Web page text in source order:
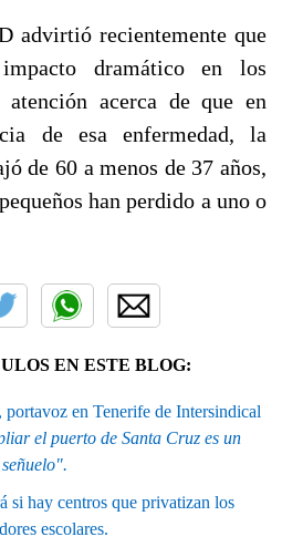
advirtió recientemente que
dramático en los
acerca de que en
de esa enfermedad, la
de 60 a menos de 37 años,
han perdido a uno o
EN ESTE BLOG:
en Tenerife de Intersindical
el puerto de Santa Cruz es un
señuelo".
si hay centros que privatizan los
escolares.